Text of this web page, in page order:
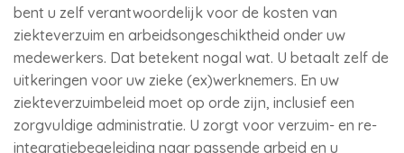
bent u zelf verantwoordelijk voor de kosten van
ziekteverzuim en arbeidsongeschiktheid onder uw
medewerkers. Dat betekent nogal wat. U betaalt zelf de
uitkeringen voor uw zieke (ex)werknemers. En uw
ziekteverzuimbeleid moet op orde zijn, inclusief een
zorgvuldige administratie. U zorgt voor verzuim- en re-
integratiebegeleiding naar passende arbeid en u